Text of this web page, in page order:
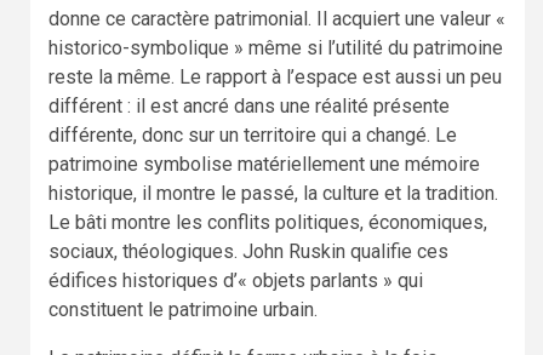
donne ce caractère patrimonial. Il acquiert une valeur «
historico-symbolique » même si l’utilité du patrimoine
reste la même. Le rapport à l’espace est aussi un peu
différent : il est ancré dans une réalité présente
différente, donc sur un territoire qui a changé. Le
patrimoine symbolise matériellement une mémoire
historique, il montre le passé, la culture et la tradition.
Le bâti montre les conflits politiques, économiques,
sociaux, théologiques. John Ruskin qualifie ces
édifices historiques d’« objets parlants » qui
constituent le patrimoine urbain.